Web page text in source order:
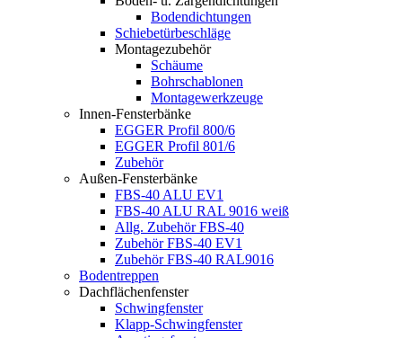
Bodendichtungen
Schiebetürbeschläge
Montagezubehör
Schäume
Bohrschablonen
Montagewerkzeuge
Innen-Fensterbänke
EGGER Profil 800/6
EGGER Profil 801/6
Zubehör
Außen-Fensterbänke
FBS-40 ALU EV1
FBS-40 ALU RAL 9016 weiß
Allg. Zubehör FBS-40
Zubehör FBS-40 EV1
Zubehör FBS-40 RAL9016
Bodentreppen
Dachflächenfenster
Schwingfenster
Klapp-Schwingfenster